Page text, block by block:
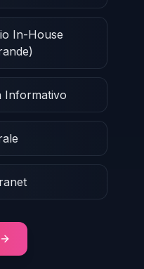
In-House
Informativo